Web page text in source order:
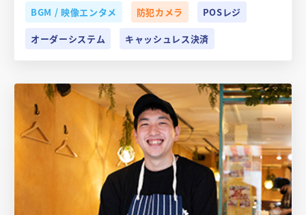
BGM / 映像エンタメ 防犯カメラ POSレジ
オーダーシステム キャッシュレス決済